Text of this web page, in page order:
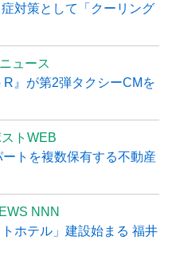
対策として「クーリング
ュース
』が第2弾タクシーCMを
トWEB
トを複数保有する不動産
NNN
ホテル」建設始まる 福井